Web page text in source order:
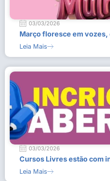
03/03/2026
Março floresce em
Leia Mais
03/03/2026
Cursos Livres estão com
Leia Mais